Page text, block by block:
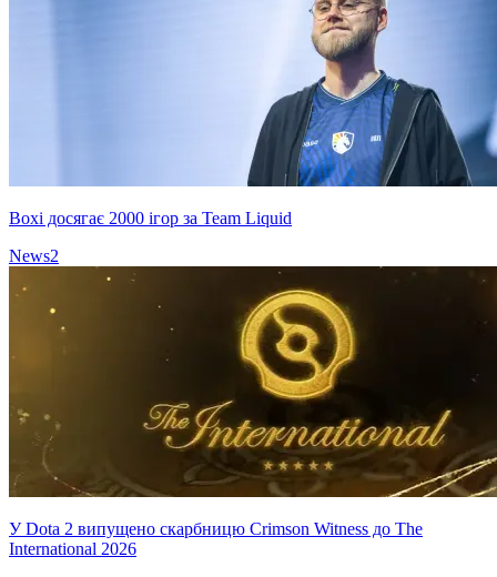
Boxi досягає 2000 ігор за Team Liquid
News2
У Dota 2 випущено скарбницю Crimson Witness до The
International 2026